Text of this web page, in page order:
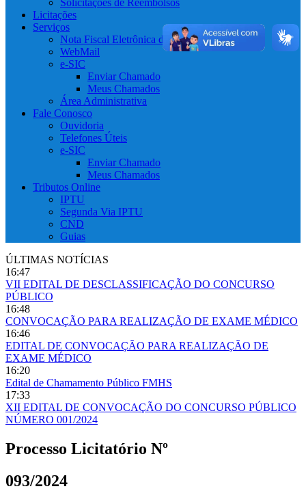
Solicitações de Reembolsos
Licitações
Serviços
Nota Fiscal Eletrônica de Serviços
WebMail
e-SIC
Enviar Chamado
Meus Chamados
Área Administrativa
Fale Conosco
Ouvidoria
Telefones Úteis
e-SIC
Enviar Chamado
Meus Chamados
Tributos Online
IPTU
Segunda Via IPTU
CND
Guias
ÚLTIMAS NOTÍCIAS
16:47
VII EDITAL DE DESCLASSIFICAÇÃO DO CONCURSO
PÚBLICO
16:48
CONVOCAÇÃO PARA REALIZAÇÃO DE EXAME MÉDICO
16:46
EDITAL DE CONVOCAÇÃO PARA REALIZAÇÃO DE
EXAME MÉDICO
16:20
Edital de Chamamento Público FMHS
17:33
XII EDITAL DE CONVOCAÇÃO DO CONCURSO PÚBLICO
NÚMERO 001/2024
Processo Licitatório Nº
093/2024